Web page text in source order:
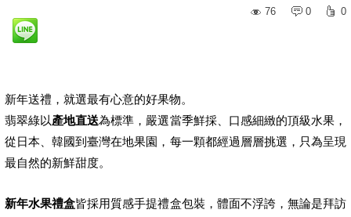
76
0 0
新年送禮，就選最有心意的好果物。
翡翠綠以產地直送為標準，嚴選當季鮮採、口感細緻的頂級水果，
從日本、韓國到臺灣在地果園，每一顆都經過層層挑選，只為呈現
最自然的新鮮甜度。
新年水果禮盒皆採用質感手提禮盒包裝，體面不浮誇，無論是拜訪